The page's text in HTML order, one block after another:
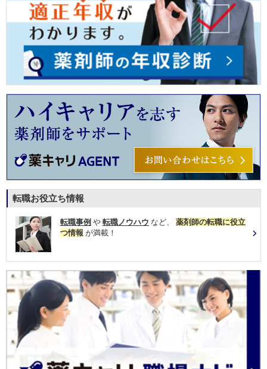
転職お役立ち情報
転職事例 や 転職ノウハウ など、 薬剤師の転職に役立
つ情報 が満載！